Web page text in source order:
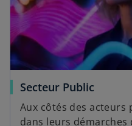
Secteur Public
Aux côtés des acteurs
dans leurs